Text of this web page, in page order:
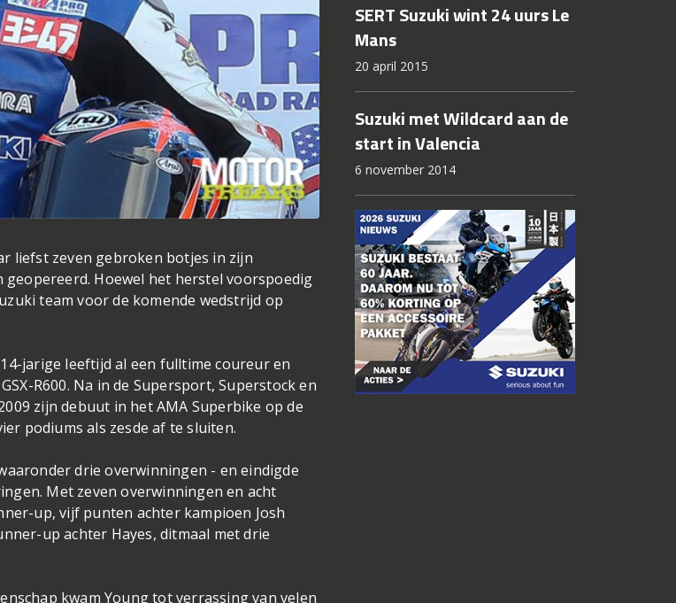
liefst zeven gebroken botjes in zijn
Hoewel het herstel voorspoedig
team voor de komende wedstrijd op
jarige leeftijd al een fulltime coureur en
R600. Na in de Supersport, Superstock en
zijn debuut in het AMA Superbike op de
podiums als zesde af te sluiten.
drie overwinningen - en eindigde
Met zeven overwinningen en acht
up, vijf punten achter kampioen Josh
up achter Hayes, ditmaal met drie
kwam Young tot verrassing van velen
SERT Suzuki wint 24 uurs Le
Mans
20 april 2015
Suzuki met Wildcard aan de
start in Valencia
6 november 2014